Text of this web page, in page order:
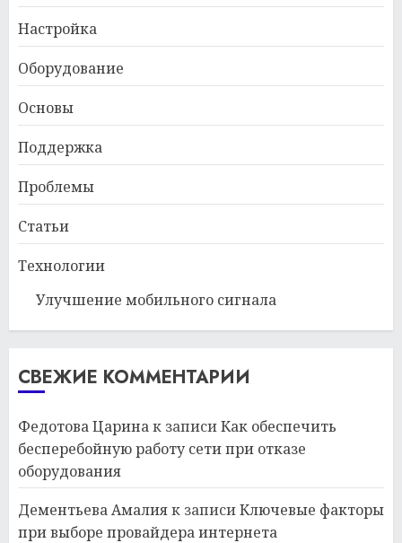
Настройка
Оборудование
Основы
Поддержка
Проблемы
Статьи
Технологии
Улучшение мобильного сигнала
СВЕЖИЕ КОММЕНТАРИИ
Федотова Царинак записиКак обеспечить
бесперебойную работу сети при отказе
оборудования
Дементьева Амалияк записиКлючевые факторы
при выборе провайдера интернета